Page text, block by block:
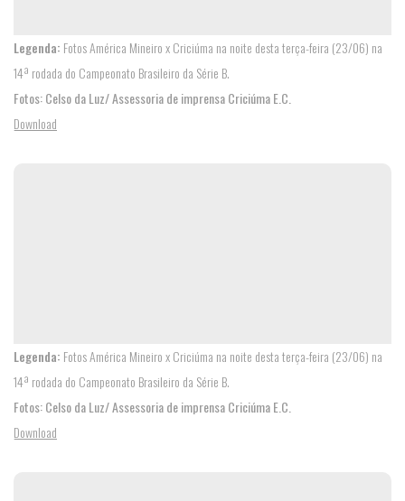
TODOS
Legenda: Fotos América Mineiro x Criciúma na noite desta terça-feira (23/06) na
14ª rodada do Campeonato Brasileiro da Série B.
Fotos: Celso da Luz/ Assessoria de imprensa Criciúma E.C.
Download
Legenda: Fotos América Mineiro x Criciúma na noite desta terça-feira (23/06) na
14ª rodada do Campeonato Brasileiro da Série B.
Fotos: Celso da Luz/ Assessoria de imprensa Criciúma E.C.
Download